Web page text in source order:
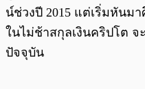
น์ช่วงปี 2015 แต่เริ่มหันม
ในไม่ช้าสกุลเงินคริปโต จ
ปัจจุบัน